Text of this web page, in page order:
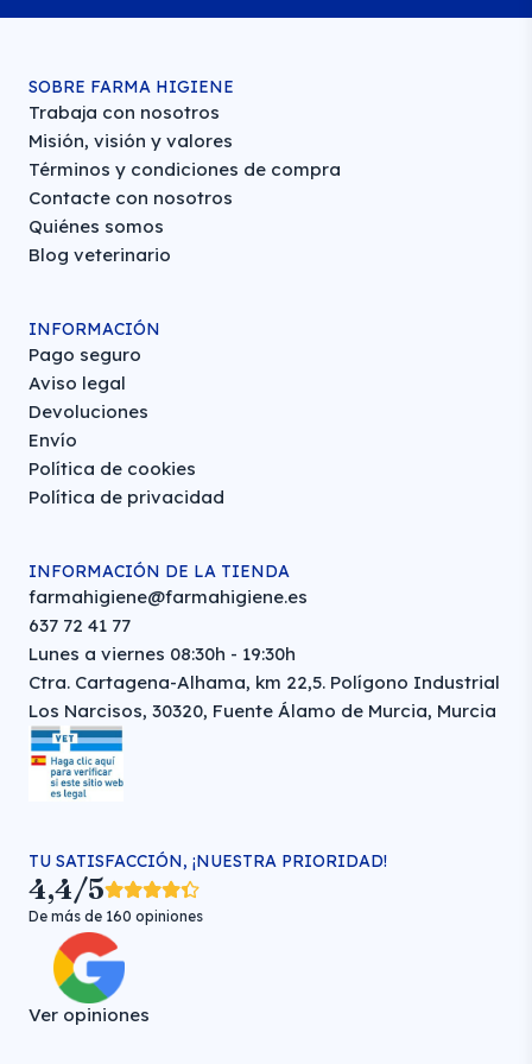
SOBRE FARMA HIGIENE
Trabaja con nosotros
Misión, visión y valores
Términos y condiciones de compra
Contacte con nosotros
Quiénes somos
Blog veterinario
INFORMACIÓN
Pago seguro
Aviso legal
Devoluciones
Envío
Política de cookies
Política de privacidad
INFORMACIÓN DE LA TIENDA
farmahigiene@farmahigiene.es
637 72 41 77
Lunes a viernes 08:30h - 19:30h
Ctra. Cartagena-Alhama, km 22,5. Polígono Industrial
Los Narcisos, 30320, Fuente Álamo de Murcia, Murcia
TU SATISFACCIÓN, ¡NUESTRA PRIORIDAD!
4,4/5
De más de 160 opiniones
Ver opiniones